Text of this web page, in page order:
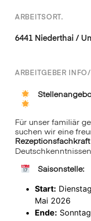
ARBEITSORT.
6441 Niederthai /
ARBEITGEBER
Für unser familiär
suchen wir eine
Deutschkenntnissen
Saisonstelle:
Start:
Mai 2026
Ende: